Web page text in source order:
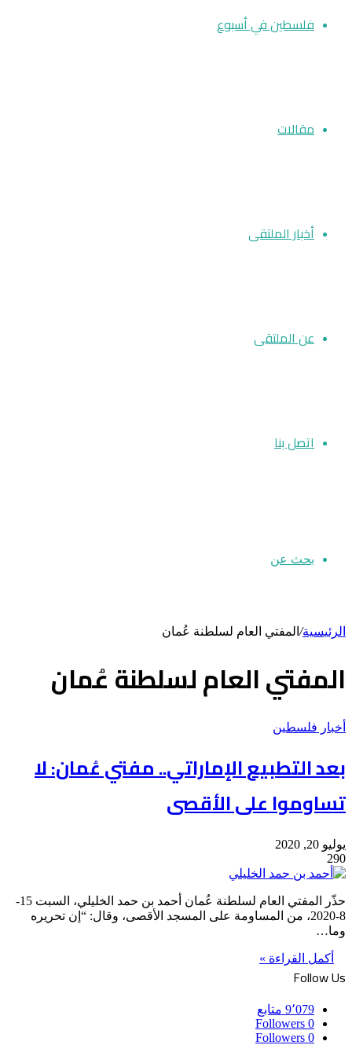
فلسطين في أسبوع
مقالات
أخبار الملتقى
عن الملتقى
اتصل بنا
بحث عن
الرئيسية/ المفتي العام لسلطنة عُمان
المفتي العام لسلطنة عُمان
أخبار فلسطين
بعد التطبيع الإماراتي.. مفتي عُمان: لا
تساوموا على الأقصى
يوليو 20, 2020
290
حذّر المفتي العام لسلطنة عُمان أحمد بن حمد الخليلي، السبت 15-
8-2020، من المساومة على المسجد الأقصى، وقال: “إن تحريره
وما…
أكمل القراءة »
Follow Us
9٬079 متابع
0
Followers
0
Followers